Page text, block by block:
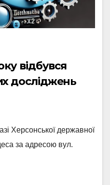
відбувся
досліджень
Херсонської державної
за адресою вул.